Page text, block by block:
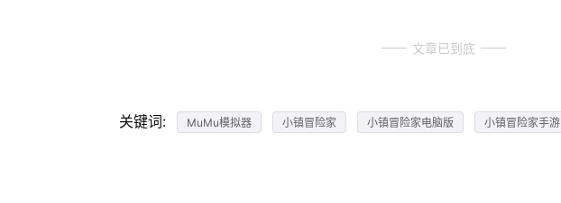
文章已到底
关键词: MuMu模拟器 小镇冒险家 小镇冒险家电脑版 小镇冒险家手游